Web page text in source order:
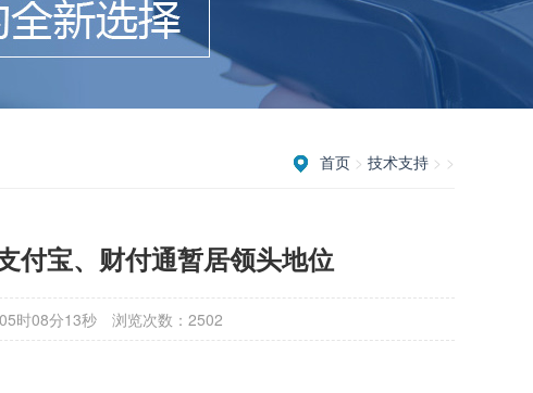
首页 > 技术支持 > >
付宝、财付通暂居领头地位
时08分13秒 浏览次数：2502